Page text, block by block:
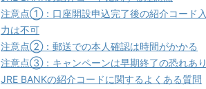
注意点①：口座開設申込完了後の紹介コード入
力は不可
注意点②：郵送での本人確認は時間がかかる
注意点③：キャンペーンは早期終了の恐れあり
JRE BANKの紹介コードに関するよくある質問